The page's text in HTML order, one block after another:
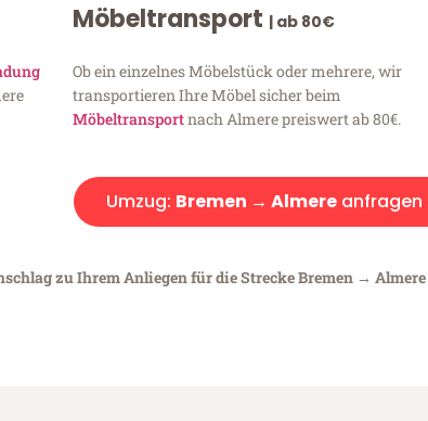
Möbeltransport | ab 80€
Ob ein einzelnes Möbelstück oder mehrere, wir
transportieren Ihre Möbel sicher beim
Möbeltransportnach Almere preiswert ab 80€.
Umzug: Bremen → Almere anfragen
zu Ihrem Anliegen für die Strecke Bremen →